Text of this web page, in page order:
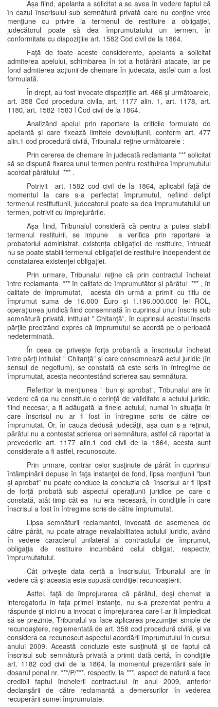
Așa fiind, apelanta a solicitat a se avea în vedere faptul că
în cazul înscrisului sub semnătură privată care nu conţine vreo
menţiune cu privire la termenul de restituire a obligaţiei,
judecătorul poate să dea împrumutatului un termen, în
conformitate cu dispoziţiile art. 1582 Cod civil de la 1864.
Faţă de toate aceste considerente, apelanta a solicitat
admiterea apelului, schimbarea în tot a hotărârii atacate, iar pe
fond admiterea acţiunii de chemare în judecata, astfel cum a fost
formulată.
În drept, au fost invocate dispoziţiile art. 466 şi următoarele,
art. 358 Cod procedura civila, art. 1177 alin. 1, art. 1178, art.
1180, art. 1582-1583 l Cod civil de la 1864.
Analizând apelul prin raportare la criticile formulate de
apelantă și care fixează limitele devoluțiunii, conform art. 477
alin.1 cod procedură civilă, Tribunalul reține următoarele :
Prin cererea de chemare în judecată reclamanta *** solicitat
să se dispună fixarea unui termen pentru restituirea împrumutului
acordat pârâtului *** .
Potrivit art. 1582 cod civil de la 1864, aplicabil față de
momentul la care s-a perfectat împrumutul, nefiind defipt
termenul restitutiunii, judecatorul poate sa dea imprumutatului un
termen, potrivit cu împrejurările.
Așa fiind, Tribunalul consideră că pentru a putea stabili
termenul restituirii, se impune a verifica prin raportare la
probatoriul administrat, existența obligației de restituire, întrucât
nu se poate stabili termenul obligației de restituire independent de
constatarea existenței obligației.
Prin urmare, Tribunalul reţine că prin contractul încheiat
între reclamanta *** în calitate de împrumutător și pârâtul *** , în
calitate de împrumutat, acesta din urmă a primit cu titlu de
împrumut suma de 16.000 Euro și 1.196.000.000 lei ROL,
operaţiunea juridică fiind consemnată în cuprinsul unui înscris sub
semnătură privată, intitulat ” Chitanţă”, în cuprinsul acestui înscris
părţile precizând expres că împrumutul se acordă pe o perioadă
nedeterminată.
În ceea ce privește forţa probantă a înscrisului încheiat
între părţi intitulat ” Chitanţă” și care consemnează actul juridic (în
sensul de negotium), se constată că este scris în întregime de
împrumutat, acesta necontestând scrierea sau semnătura.
Referitor la menţiunea ” bun și aprobat”, Tribunalul are în
vedere că ea nu constituie o cerinţă de validitate a actului juridic,
fiind necesar, a fi adăugată la finele actului, numai în situaţia în
care înscrisul nu ar fi fost în întregime scris de către cel
împrumutat. Or, în cauza dedusă judecăţii, așa cum s-a reţinut,
pârâtul nu a contestat scrierea ori semnătura, astfel că raportat la
prevederile art. 1177 alin.1 cod civil de la 1864, acesta sunt
considerate a fi astfel, recunoscute.
Prin urmare, contrar celor susţinute de pârât în cuprinsul
întâmpinării depuse în faţa instanţei de fond, lipsa menţiunii ”bun
şi aprobat” nu poate conduce la concluzia că înscrisul ar fi lipsit
de forţă probată sub aspectul operaţiunii juridice pe care o
constată, atât timp cât ea nu era necesară, în condiţiile în care
înscrisul a fost în întregime scris de către împrumutat.
Lipsa semnăturii reclamantei, invocată de asemenea de
către pârât, nu poate atrage nevalabilitatea actului juridic, având
în vedere caracterul unilateral al contractului de împrumut,
obligaţia de restituire incumbând celui obligat, respectiv,
împrumutatului.
Cât priveşte data certă a înscrisului, Tribunalul are în
vedere că şi aceasta este supusă condiţiei recunoaşterii.
Astfel, faţă de împrejurarea că pârâtul, deşi chemat la
interogatoriu în faţa primei instanţe, nu s-a prezentat pentru a
răspunde şi nici nu a invocat o împrejurarea care l-ar fi împiedicat
să se prezinte, Tribunalul va face aplicarea prezumţiei simple de
recunoaştere, reglementată de art. 358 cod procedură civilă, şi va
considera ca recunoscut aspectul acordării împrumutului în cursul
anului 2009. Această concluzie este susţinută şi de faptul că
înscrisul sub semnătură privată a primit dată certă, în condiţiile
art. 1182 cod civil de la 1864, la momentul prezentării sale în
dosarul penal nr. ***/P/***, respectiv, la ***, aspect de natură a face
credibil faptul încheierii contractului în anul 2009, anterior
declanşării de către reclamantă a demersurilor în vederea
recuperării sumei împrumutate.